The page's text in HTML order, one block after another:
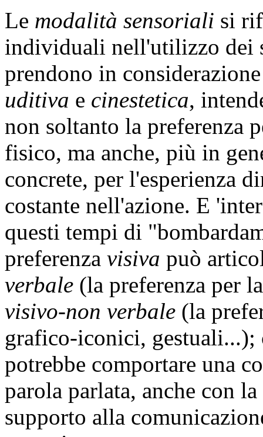
Le modalità sensoriali si
individuali nell'utilizzo dei
prendono in
uditiva e cinestetica,
non soltanto la preferenza
fisico, ma anche, più in
concrete, per l'esperienza
costante nell'azione. E
questi tempi di
preferenza visiva può
verbale (la preferenza per
visivo-non verbale (la
grafico-iconici, gestuali...);
potrebbe comportare una
parola parlata, anche con
supporto alla